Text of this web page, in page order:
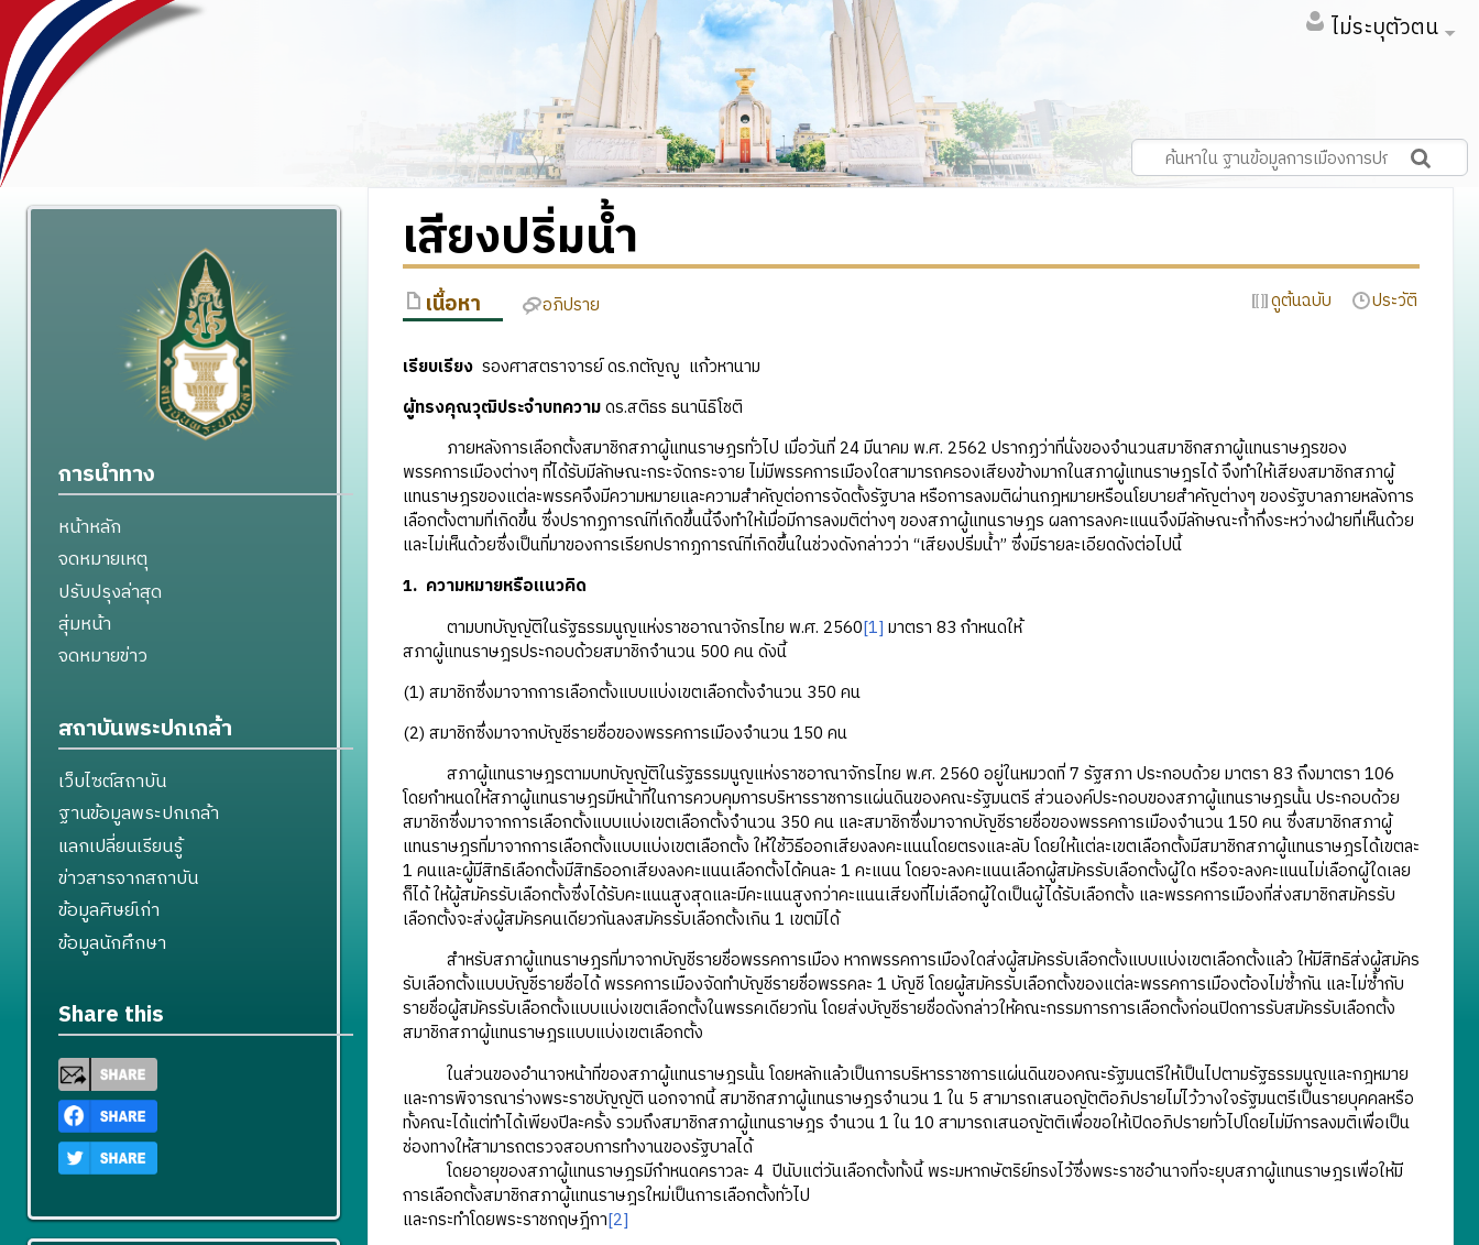
ไม่ระบุตัวตน
เสียงปริ่มน้ำ
เนื้อหา อภิปราย ดูต้นฉบับ ประวัติ
เรียบเรียง รองศาสตราจารย์ ดร.กตัญญู แก้วหานาม
ผู้ทรงคุณวุฒิประจำบทความดร.สติธร ธนานิธิโชติ
ภายหลังการเลือกตั้งสมาชิกสภาผู้แทนราษฎรทั่วไป เมื่อวันที่ 24 มีนาคม พ.ศ. 2562 ปรากฏว่าที่นั่งของจำนวนสมาชิกสภาผู้แทนราษฎรของ
พรรคการเมืองต่างๆ ที่ได้รับมีลักษณะกระจัดกระจาย ไม่มีพรรคการเมืองใดสามารถครองเสียงข้างมากในสภาผู้แทนราษฎรได้ จึงทำให้เสียงสมาชิกสภาผู้
แทนราษฎรของแต่ละพรรคจึงมีความหมายและความสำคัญต่อการจัดตั้งรัฐบาล หรือการลงมติผ่านกฎหมายหรือนโยบายสำคัญต่างๆ ของรัฐบาลภายหลังการ
เลือกตั้งตามที่เกิดขึ้น ซึ่งปรากฏการณ์ที่เกิดขึ้นนี้จึงทำให้เมื่อมีการลงมติต่างๆ ของสภาผู้แทนราษฎร ผลการลงคะแนนจึงมีลักษณะก้ำกึ่งระหว่างฝ่ายที่เห็นด้วย
และไม่เห็นด้วยซึ่งเป็นที่มาของการเรียกปรากฏการณ์ที่เกิดขึ้นในช่วงดังกล่าวว่า “เสียงปริ่มน้ำ” ซึ่งมีรายละเอียดดังต่อไปนี้
1. ความหมายหรือแนวคิด
ตามบทบัญญัติในรัฐธรรมนูญแห่งราชอาณาจักรไทย พ.ศ. 2560[1] มาตรา 83 กำหนดให้
สภาผู้แทนราษฎรประกอบด้วยสมาชิกจำนวน 500 คน ดังนี้
(1) สมาชิกซึ่งมาจากการเลือกตั้งแบบแบ่งเขตเลือกตั้งจำนวน 350 คน
(2) สมาชิกซึ่งมาจากบัญชีรายชื่อของพรรคการเมืองจำนวน 150 คน
สภาผู้แทนราษฎรตามบทบัญญัติในรัฐธรรมนูญแห่งราชอาณาจักรไทย พ.ศ. 2560 อยู่ในหมวดที่ 7 รัฐสภา ประกอบด้วย มาตรา 83 ถึงมาตรา 106
โดยกำหนดให้สภาผู้แทนราษฎรมีหน้าที่ในการควบคุมการบริหารราชการแผ่นดินของคณะรัฐมนตรี ส่วนองค์ประกอบของสภาผู้แทนราษฎรนั้น ประกอบด้วย
สมาชิกซึ่งมาจากการเลือกตั้งแบบแบ่งเขตเลือกตั้งจำนวน 350 คน และสมาชิกซึ่งมาจากบัญชีรายชื่อของพรรคการเมืองจำนวน 150 คน ซึ่งสมาชิกสภาผู้
แทนราษฎรที่มาจากการเลือกตั้งแบบแบ่งเขตเลือกตั้ง ให้ใช้วิธีออกเสียงลงคะแนนโดยตรงและลับ โดยให้แต่ละเขตเลือกตั้งมีสมาชิกสภาผู้แทนราษฎรได้เขตละ
1 คนและผู้มีสิทธิเลือกตั้งมีสิทธิออกเสียงลงคะแนนเลือกตั้งได้คนละ 1 คะแนน โดยจะลงคะแนนเลือกผู้สมัครรับเลือกตั้งผู้ใด หรือจะลงคะแนนไม่เลือกผู้ใดเลย
ก็ได้ ให้ผู้สมัครรับเลือกตั้งซึ่งได้รับคะแนนสูงสุดและมีคะแนนสูงกว่าคะแนนเสียงที่ไม่เลือกผู้ใดเป็นผู้ได้รับเลือกตั้ง และพรรคการเมืองที่ส่งสมาชิกสมัครรับ
เลือกตั้งจะส่งผู้สมัครคนเดียวกันลงสมัครรับเลือกตั้งเกิน 1 เขตมิได้
สำหรับสภาผู้แทนราษฎรที่มาจากบัญชีรายชื่อพรรคการเมือง หากพรรคการเมืองใดส่งผู้สมัครรับเลือกตั้งแบบแบ่งเขตเลือกตั้งแล้ว ให้มีสิทธิส่งผู้สมัคร
รับเลือกตั้งแบบบัญชีรายชื่อได้ พรรคการเมืองจัดทำบัญชีรายชื่อพรรคละ 1 บัญชี โดยผู้สมัครรับเลือกตั้งของแต่ละพรรคการเมืองต้องไม่ซ้ำกัน และไม่ซ้ำกับ
รายชื่อผู้สมัครรับเลือกตั้งแบบแบ่งเขตเลือกตั้งในพรรคเดียวกัน โดยส่งบัญชีรายชื่อดังกล่าวให้คณะกรรมการการเลือกตั้งก่อนปิดการรับสมัครรับเลือกตั้ง
สมาชิกสภาผู้แทนราษฎรแบบแบ่งเขตเลือกตั้ง
ในส่วนของอำนาจหน้าที่ของสภาผู้แทนราษฎรนั้น โดยหลักแล้วเป็นการบริหารราชการแผ่นดินของคณะรัฐมนตรีให้เป็นไปตามรัฐธรรมนูญและกฎหมาย
และการพิจารณาร่างพระราชบัญญัติ นอกจากนี้ สมาชิกสภาผู้แทนราษฎรจำนวน 1 ใน 5 สามารถเสนอญัตติอภิปรายไม่ไว้วางใจรัฐมนตรีเป็นรายบุคคลหรือ
ทั้งคณะได้แต่ทำได้เพียงปีละครั้ง รวมถึงสมาชิกสภาผู้แทนราษฎร จำนวน 1 ใน 10 สามารถเสนอญัตติเพื่อขอให้เปิดอภิปรายทั่วไปโดยไม่มีการลงมติเพื่อเป็น
ช่องทางให้สามารถตรวจสอบการทำงานของรัฐบาลได้
โดยอายุของสภาผู้แทนราษฎรมีกำหนดคราวละ 4 ปีนับแต่วันเลือกตั้งทั้งนี้ พระมหากษัตริย์ทรงไว้ซึ่งพระราชอำนาจที่จะยุบสภาผู้แทนราษฎรเพื่อให้มี
การเลือกตั้งสมาชิกสภาผู้แทนราษฎรใหม่เป็นการเลือกตั้งทั่วไป
และกระทำโดยพระราชกฤษฎีกา[2]
การนำทาง
หน้าหลัก
จดหมายเหตุ
ปรับปรุงล่าสุด
สุ่มหน้า
จดหมายข่าว
สถาบันพระปกเกล้า
เว็บไซต์สถาบัน
ฐานข้อมูลพระปกเกล้า
แลกเปลี่ยนเรียนรู้
ข่าวสารจากสถาบัน
ข้อมูลศิษย์เก่า
ข้อมูลนักศึกษา
Share this